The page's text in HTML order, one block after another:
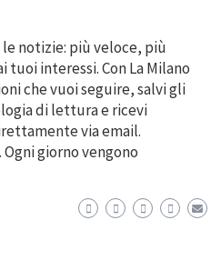
notizie: più veloce, più
interessi. Con La Milano
che vuoi seguire, salvi gli
di lettura e ricevi
via email.
giorno vengono